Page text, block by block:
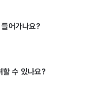
어가나요?
할 수 있나요?